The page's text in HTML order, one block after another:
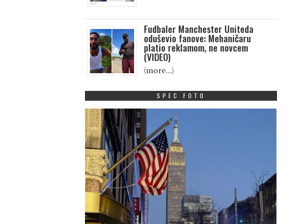
Fudbaler Manchester Uniteda
oduševio fanove: Mehaničaru
platio reklamom, ne novcem
(VIDEO)
(more…)
SPEC FOTO